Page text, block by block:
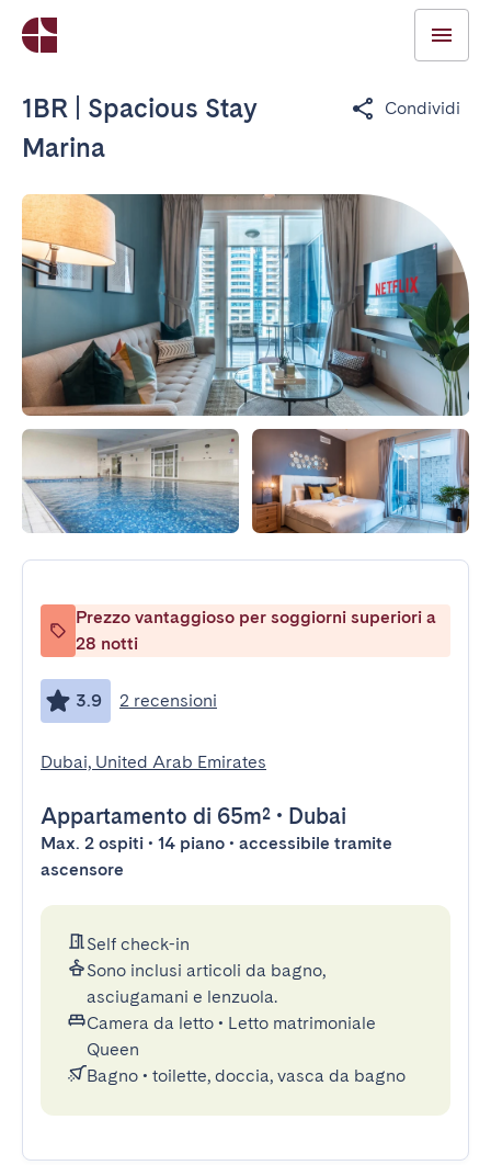
1BR | Spacious Stay
Marina
Condividi
Prezzo vantaggioso per soggiorni superiori a
28 notti
3.9 2 recensioni
Dubai, United Arab Emirates
Appartamento di 65m² • Dubai
Max. 2 ospiti • 14 piano • accessibile tramite
ascensore
Self check-in
Sono inclusi articoli da bagno,
asciugamani e lenzuola.
Camera da letto • Letto matrimoniale
Queen
Bagno • toilette, doccia, vasca da bagno